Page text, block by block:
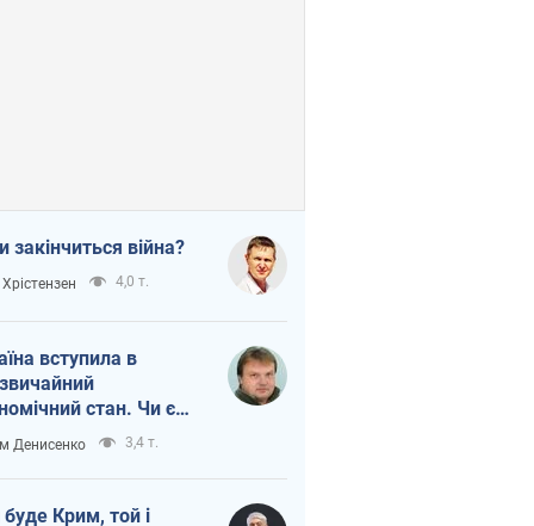
закінчиться війна?
4,0 т.
вступила в
стан. Чи є
вкінці тунелю?
Денисенко 3,4 т.
Крим, той і